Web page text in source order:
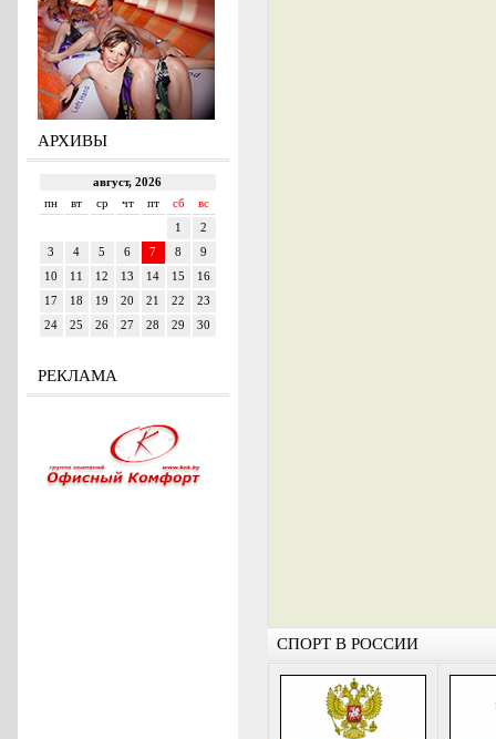
АРХИВЫ
РЕКЛАМА
СПОРТ В РОССИИ